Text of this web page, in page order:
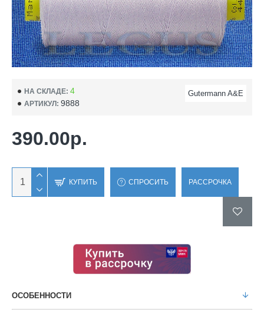
НА СКЛАДЕ: 4
АРТИКУЛ: 9888
Gutermann A&E
390.00р.
КУПИТЬ СПРОСИТЬ РАССРОЧКА
ОСОБЕННОСТИ